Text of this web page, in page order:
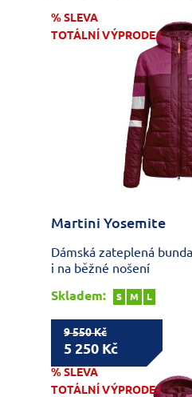
% SLEVA
TOTÁLNÍ VÝPRODEJ
Martini Yosemite
Dámská zateplená
i na běžné nošení
Skladem:
S M L
9 550 Kč
5 250 Kč
% SLEVA
TOTÁLNÍ VÝPRODEJ